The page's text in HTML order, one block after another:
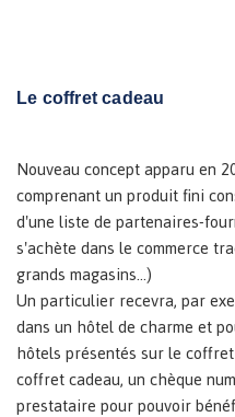
Le coffret cadeau
Nouveau concept apparu en
comprenant un produit fini
d'une liste de partenaires-
s'achète dans le commerce
grands magasins...)
Un particulier recevra, par
dans un hôtel de charme et
hôtels présentés sur le
coffret cadeau, un chèque
prestataire pour pouvoir